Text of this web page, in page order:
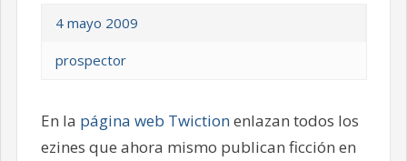
4 mayo 2009
prospector
En la página web Twictionenlazan todos los
ezines que ahora mismo publican ficción en